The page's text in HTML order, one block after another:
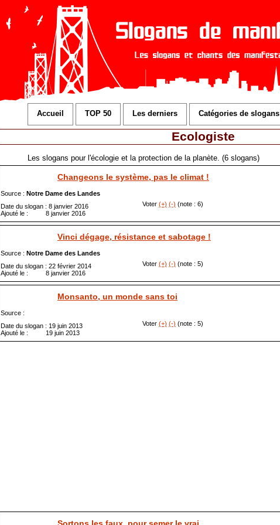
Accueil TOP 50 Les derniers Catégories de slogans
Ecologiste
Les slogans pour l'écologie et la protection de la planète. (6 slogans)
Changeons le système, pas le climat !
Source : Notre Dame des Landes
Date du slogan : 8 janvier 2016
Ajouté le : 8 janvier 2016
Voter (+) (-) (note : 6)
Vinci dégage, résistance et sabotage !
Source : Notre Dame des Landes
Date du slogan : 22 février 2014
Ajouté le : 8 janvier 2016
Voter (+) (-) (note : 5)
Monsanto, un monde sans toi
Source :
Date du slogan : 19 juin 2013
Ajouté le : 19 juin 2013
Voter (+) (-) (note : 5)